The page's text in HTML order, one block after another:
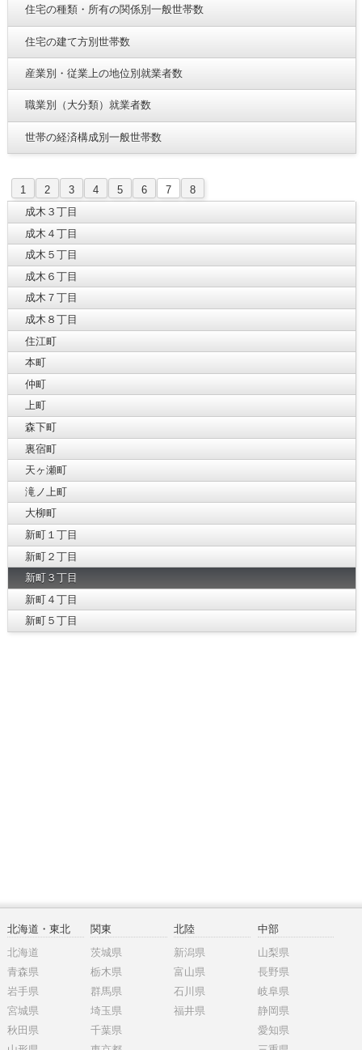
住宅の種類・所有の関係別一般世帯数
住宅の建て方別世帯数
産業別・従業上の地位別就業者数
職業別（大分類）就業者数
世帯の経済構成別一般世帯数
1 2 3 4 5 6 7
8
成木３丁目
成木４丁目
成木５丁目
成木６丁目
成木７丁目
成木８丁目
住江町
本町
仲町
上町
森下町
裏宿町
天ヶ瀬町
滝ノ上町
大柳町
新町１丁目
新町２丁目
新町３丁目
新町４丁目
新町５丁目
北海道・東北
北海道
青森県
岩手県
宮城県
秋田県
関東
茨城県
栃木県
群馬県
埼玉県
千葉県
北陸
新潟県
富山県
石川県
福井県
中部
山梨県
長野県
岐阜県
静岡県
愛知県